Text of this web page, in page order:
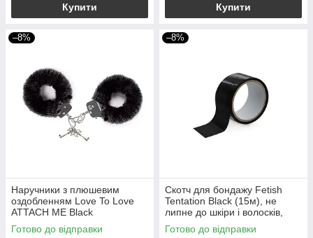
Купити Купити
–8%
Наручники з плюшевим
оздобленням Love To Love
ATTACH ME Black
Готово до відправки
–8%
Скотч для бондажу Fetish
Tentation Black (15м), не
липне до шкіри і волосків,
тільки сам до себе
Готово до відправки